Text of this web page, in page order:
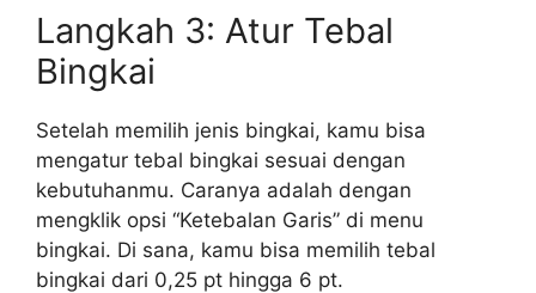
Langkah 3: Atur Tebal
Bingkai
Setelah memilih jenis bingkai, kamu bisa
mengatur tebal bingkai sesuai dengan
kebutuhanmu. Caranya adalah dengan
mengklik opsi “Ketebalan Garis” di menu
bingkai. Di sana, kamu bisa memilih tebal
bingkai dari 0,25 pt hingga 6 pt.